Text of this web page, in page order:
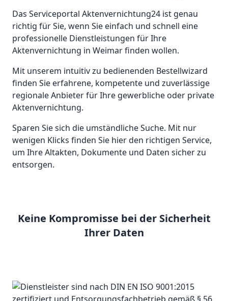
Das Serviceportal Aktenvernichtung24 ist genau
richtig für Sie, wenn Sie einfach und schnell eine
professionelle Dienstleistungen für Ihre
Aktenvernichtung in Weimar finden wollen.
Mit unserem intuitiv zu bedienenden Bestellwizard
finden Sie erfahrene, kompetente und zuverlässige
regionale Anbieter für Ihre gewerbliche oder private
Aktenvernichtung.
Sparen Sie sich die umständliche Suche. Mit nur
wenigen Klicks finden Sie hier den richtigen Service,
um Ihre Altakten, Dokumente und Daten sicher zu
entsorgen.
Keine Kompromisse bei der Sicherheit
Ihrer Daten